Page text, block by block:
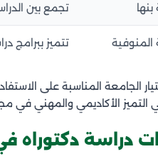
تجمع بين
تتميز ببرامج
الجامعة المناسبة على
التميز الأكاديمي والمهني في
دراسة دكتوراه